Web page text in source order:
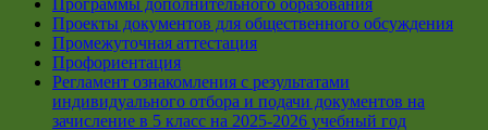
Программы дополнительного образования
Проекты документов для общественного обсуждения
Промежуточная аттестация
Профориентация
Регламент ознакомления с результатами
индивидуального отбора и подачи документов на
зачисление в 5 класс на 2025-2026 учебный год